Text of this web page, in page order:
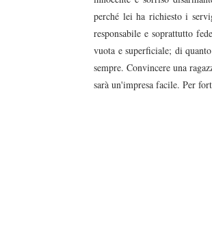
perché lei ha richiesto i
responsabile e soprattutto
vuota e superficiale; di
sempre. Convincere una
sarà un'impresa facile. Per